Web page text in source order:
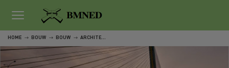
HOME BOUW BOUW ARCHITECTUUR EN BOUWKUNDE